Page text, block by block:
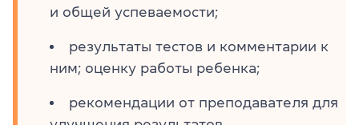
и общей успеваемости;
результаты тестов и комментарии к
ним; оценку работы ребенка;
рекомендации от преподавателя для